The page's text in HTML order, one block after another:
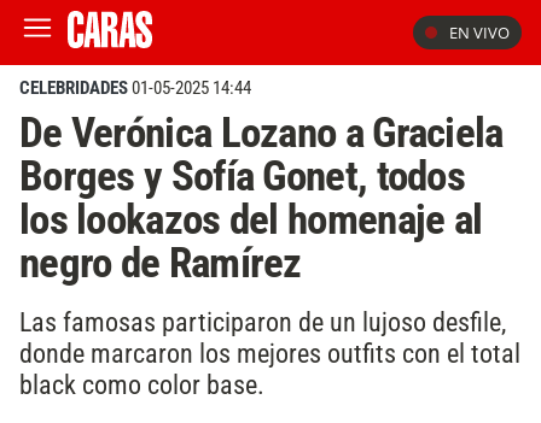
EN VIVO
CELEBRIDADES01-05-2025 14:44
De Verónica Lozano a Graciela
Borges y Sofía Gonet, todos
los lookazos del homenaje al
negro de Ramírez
Las famosas participaron de un lujoso desfile,
donde marcaron los mejores outfits con el total
black como color base.